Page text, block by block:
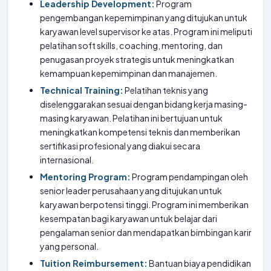
Leadership Development: Program
pengembangan kepemimpinan yang ditujukan untuk
karyawan level supervisor ke atas. Program ini meliputi
pelatihan soft skills, coaching, mentoring, dan
penugasan proyek strategis untuk meningkatkan
kemampuan kepemimpinan dan manajemen.
Technical Training: Pelatihan teknis yang
diselenggarakan sesuai dengan bidang kerja masing-
masing karyawan. Pelatihan ini bertujuan untuk
meningkatkan kompetensi teknis dan memberikan
sertifikasi profesional yang diakui secara
internasional.
Mentoring Program: Program pendampingan oleh
senior leader perusahaan yang ditujukan untuk
karyawan berpotensi tinggi. Program ini memberikan
kesempatan bagi karyawan untuk belajar dari
pengalaman senior dan mendapatkan bimbingan karir
yang personal.
Tuition Reimbursement: Bantuan biaya pendidikan